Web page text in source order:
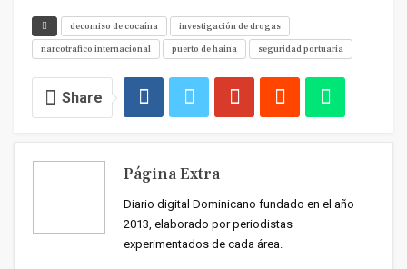
decomiso de cocaína
investigación de drogas
narcotrafico internacional
puerto de haina seguridad portuaria
Share
Página Extra
Diario digital Dominicano fundado en el año
2013, elaborado por periodistas
experimentados de cada área.